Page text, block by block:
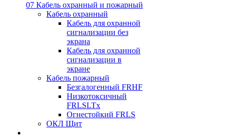
07 Кабель охранный и пожарный
Кабель охранный
Кабель для охранной
сигнализации без
экрана
Кабель для охранной
сигнализации в
экране
Кабель пожарный
Безгалогенный FRHF
Низкотоксичный
FRLSLTx
Огнестойкий FRLS
ОКЛ Щит